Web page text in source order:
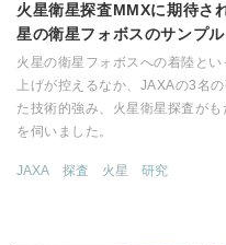
火星衛星探査MMXに期待さ
星の衛星フォボスのサンプ
火星の衛星フォボスへの着陸と
上げが控えるなか、JAXAの3名
た技術的強み、火星衛星探査が
を伺いました。
JAXA 探査 火星 研究